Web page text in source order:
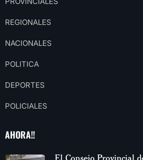
REGIONALES
NACIONALES
POLITICA
DEPORTES
POLICIALES
AHORA!!
El Consejo Provincial